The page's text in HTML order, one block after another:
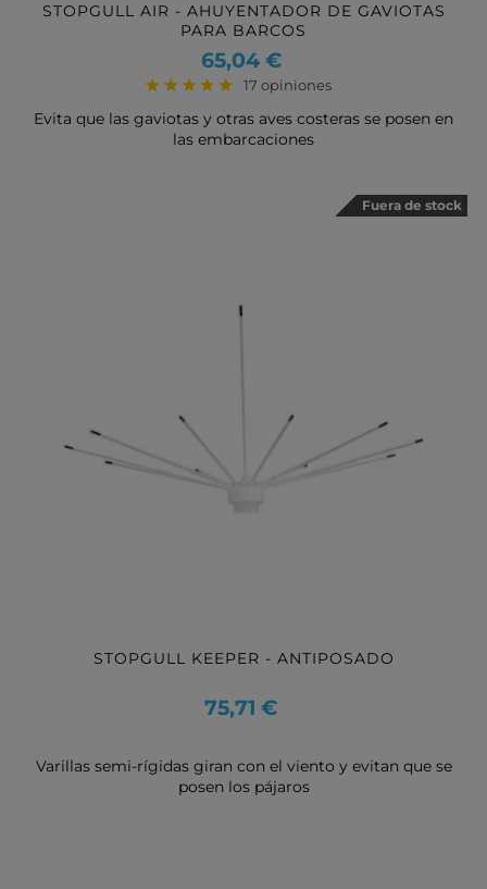
STOPGULL AIR - AHUYENTADOR DE GAVIOTAS
PARA BARCOS
Precio
65,04 €
17 opiniones
Evita que las gaviotas y otras aves costeras se posen en
las embarcaciones
Fuera de stock
STOPGULL KEEPER - ANTIPOSADO
Precio
75,71 €
Varillas semi-rígidas giran con el viento y evitan que se
posen los pájaros